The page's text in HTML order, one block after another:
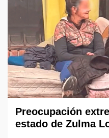
Preocupación
estado de Zulma